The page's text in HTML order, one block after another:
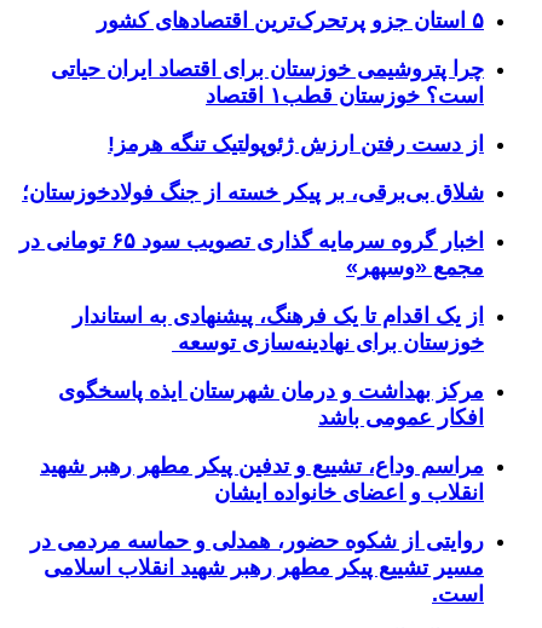
۵ استان جزو پرتحرک‌ترین اقتصاد‌های کشور
چرا پتروشیمی خوزستان برای اقتصاد ایران حیاتی
است؟ خوزستان قطب۱ اقتصاد
از دست رفتن ارزش ژئوپولتیک تنگه هرمز!
شلاق‌ بی‌برقی، بر پیکر خسته‌ از جنگ فولادخوزستان؛
اخبار گروه سرمایه گذاری تصویب سود ۶۵ تومانی در
مجمع «وسپهر»
از یک اقدام تا یک فرهنگ، پیشنهادی به استاندار
خوزستان برای نهادینه‌سازی توسعه
مرکز بهداشت و درمان شهرستان ایذه پاسخگوی
افکار عمومی باشد
مراسم وداع، تشییع و تدفین پیکر مطهر رهبر شهید
انقلاب و اعضای خانواده ایشان
روایتی از شکوه حضور، همدلی و حماسه مردمی در
مسیر تشییع پیکر مطهر رهبر شهید انقلاب اسلامی
است.